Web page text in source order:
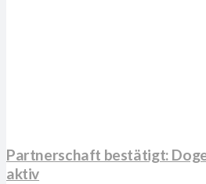
Partnerschaft bestätigt:
aktiv